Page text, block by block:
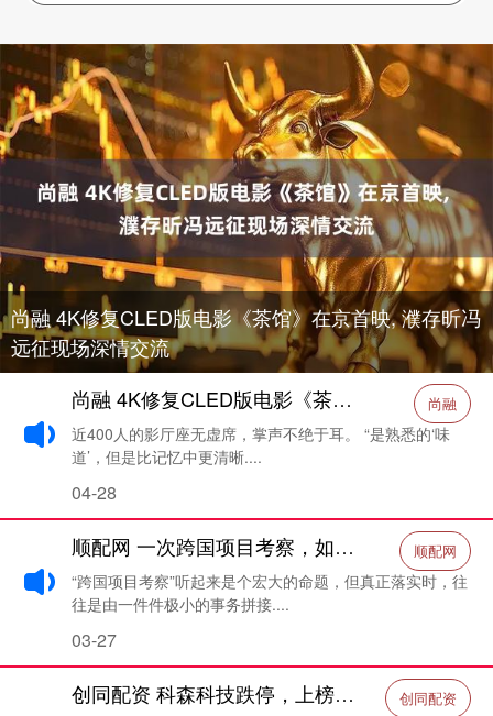
尚融 4K修复CLED版电影《茶馆》在京首映, 濮存昕冯
远征现场深情交流
尚融 4K修复CLED版电影《茶馆》在京首映, 濮存昕冯远征现场深情交流
尚融
近400人的影厅座无虚席，掌声不绝于耳。 “是熟悉的‘味
道’，但是比记忆中更清晰....
04-28
顺配网 一次跨国项目考察，如何靠旅行社精准落地每个环节？_金溪_团队_交流 顺配网
“跨国项目考察”听起来是个宏大的命题，但真正落实时，往
往是由一件件极小的事务拼接....
03-27
创同配资 科森科技跌停，上榜营业部合计净买入496389万元 创同配资